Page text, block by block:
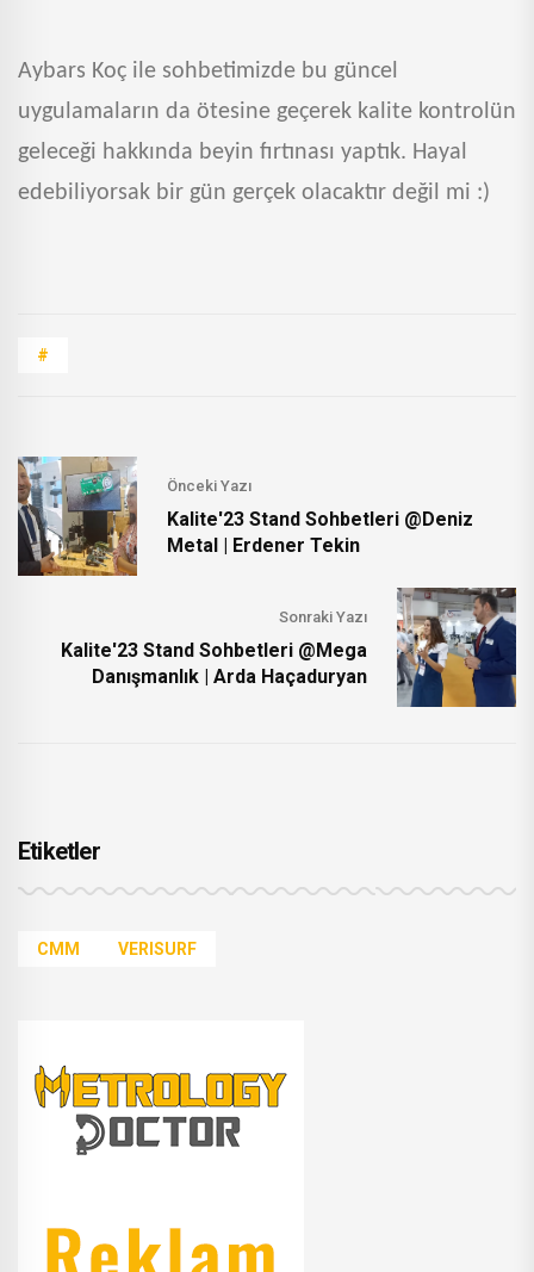
Aybars Koç ile sohbetimizde bu güncel
uygulamaların da ötesine geçerek kalite kontrolün
geleceği hakkında beyin fırtınası yaptık. Hayal
edebiliyorsak bir gün gerçek olacaktır değil mi :)
#
Önceki Yazı
Kalite'23 Stand Sohbetleri @Deniz
Metal | Erdener Tekin
Sonraki Yazı
Kalite'23 Stand Sohbetleri @Mega
Danışmanlık | Arda Haçaduryan
Etiketler
CMM VERISURF